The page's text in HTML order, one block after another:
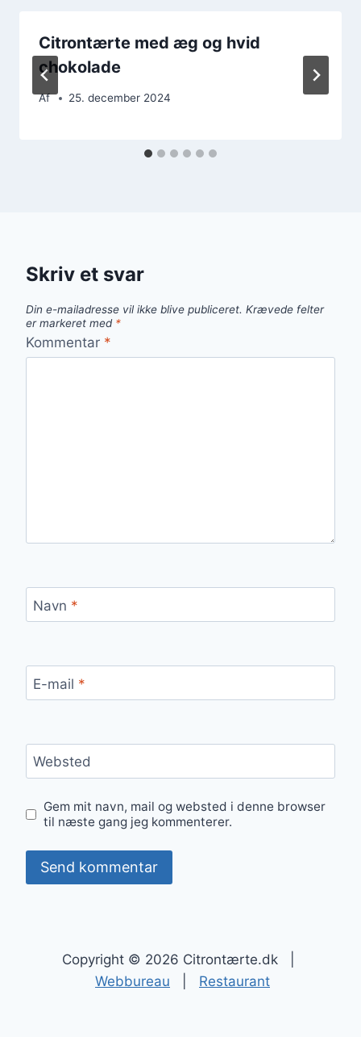
Citrontærte med æg og hvid
chokolade
Af 25. december 2024
Skriv et svar
Din e-mailadresse vil ikke blive publiceret. Krævede felter
er markeret med *
Kommentar *
Navn *
E-mail *
Websted
Gem mit navn, mail og websted i denne browser
til næste gang jeg kommenterer.
Copyright © 2026 Citrontærte.dk |
Webbureau
Restaurant